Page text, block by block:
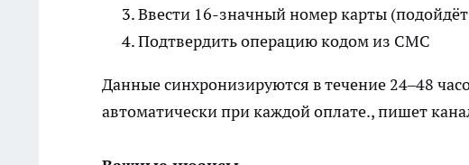
Ввести 16-значный номер карты
Подтвердить операцию кодом из СМС
Данные синхронизируются в течение 24–48
автоматически при каждой оплате., пишет